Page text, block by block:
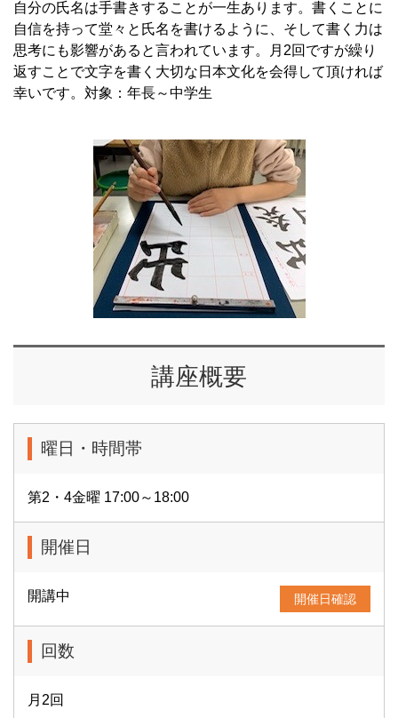
自分の氏名は手書きすることが一生あります。書くことに
自信を持って堂々と氏名を書けるように、そして書く力は
思考にも影響があると言われています。月2回ですが繰り
返すことで文字を書く大切な日本文化を会得して頂ければ
幸いです。対象：年長～中学生
講座概要
曜日・時間帯
第2・4金曜 17:00～18:00
開催日
開講中 開催日確認
回数
月2回